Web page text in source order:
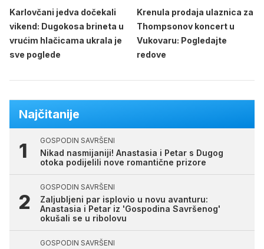
Karlovčani jedva dočekali
vikend: Dugokosa brineta u
vrućim hlačicama ukrala je
sve poglede
Krenula prodaja ulaznica za
Thompsonov koncert u
Vukovaru: Pogledajte
redove
Najčitanije
GOSPODIN SAVRŠENI
Nikad nasmijaniji! Anastasia i Petar s Dugog
otoka podijelili nove romantične prizore
GOSPODIN SAVRŠENI
Zaljubljeni par isplovio u novu avanturu:
Anastasia i Petar iz 'Gospodina Savršenog'
okušali se u ribolovu
GOSPODIN SAVRŠENI